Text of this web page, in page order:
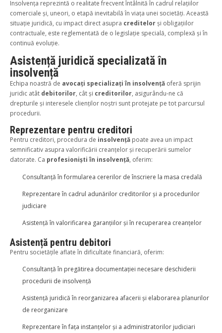
Insolvența reprezintă o realitate frecvent întâlnită în cadrul relațiilor
comerciale și, uneori, o etapă inevitabilă în viața unei societăți. Această
situație juridică, cu impact direct asupra creditelorși obligațiilor
contractuale, este reglementată de o legislație specială, complexă și în
continuă evoluție.
Asistență juridică specializată în
insolvență
Echipa noastră de avocați specializați în insolvență oferă sprijin
juridic atât debitorilor, cât și creditorilor, asigurându-ne că
drepturile și interesele clienților noștri sunt protejate pe tot parcursul
procedurii.
Reprezentare pentru creditori
Pentru creditori, procedura de insolvență poate avea un impact
semnificativ asupra valorificării creanțelor și recuperării sumelor
datorate. Ca profesioniști în insolvență, oferim:
Consultanță în formularea cererilor de înscriere la masa credală
Reprezentare în cadrul adunărilor creditorilor și a procedurilor
judiciare
Asistență în valorificarea garanțiilor și în recuperarea creanțelor
Asistență pentru debitori
Pentru societățile aflate în dificultate financiară, oferim:
Consultanță în pregătirea documentației necesare deschiderii
procedurii de insolvență
Asistență juridică în reorganizarea afacerii și elaborarea planurilor
de reorganizare
Reprezentare în fața instanțelor și a administratorilor judiciari